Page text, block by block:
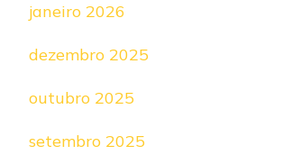
janeiro 2026
dezembro 2025
outubro 2025
setembro 2025